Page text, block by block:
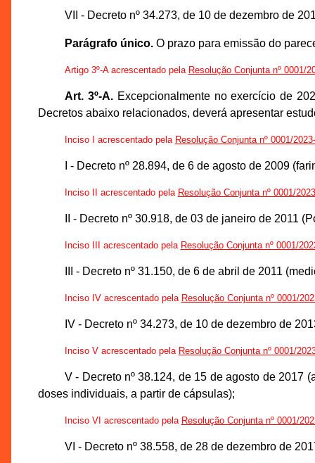
VII - Decreto nº 34.273, de 10 de dezembro de
Parágrafo único.O prazo para emissão do
Artigo 3º-A acrescentado pela Resolução Conjunta nº 0001/
Art. 3º-A.Excepcionalmente no exercício de
Decretos abaixo relacionados, deverá apresentar
Inciso I acrescentado pela Resolução Conjunta nº 0001/
I - Decreto nº 28.894, de 6 de agosto de 2009
Inciso II acrescentado pela Resolução Conjunta nº 0001/
II - Decreto nº 30.918, de 03 de janeiro de 2011
Inciso III acrescentado pela Resolução Conjunta nº 0001/
III - Decreto nº 31.150, de 6 de abril de 2011
Inciso IV acrescentado pela Resolução Conjunta nº 0001/
IV - Decreto nº 34.273, de 10 de dezembro de
Inciso V acrescentado pela Resolução Conjunta nº 0001/
V - Decreto nº 38.124, de 15 de agosto de 2017
doses individuais, a partir de cápsulas);
Inciso VI acrescentado pela Resolução Conjunta nº 0001/
VI - Decreto nº 38.558, de 28 de dezembro de